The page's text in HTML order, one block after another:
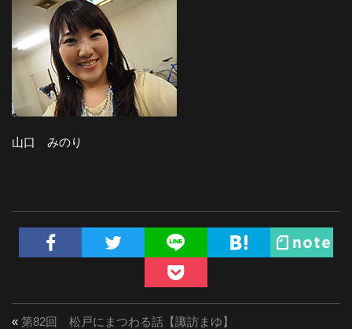
山口 みのり
« 第82回 松戸にまつわる話【諏訪まゆ】